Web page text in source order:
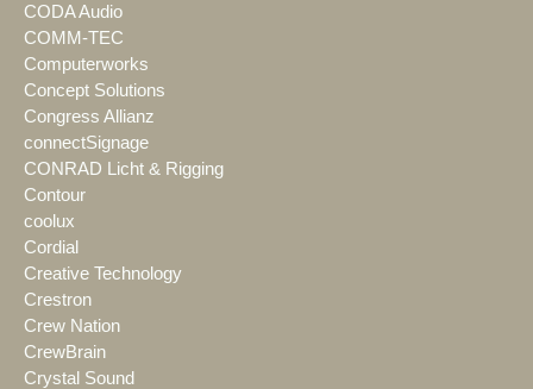
CODA Audio
COMM-TEC
Computerworks
Concept Solutions
Congress Allianz
connectSignage
CONRAD Licht & Rigging
Contour
coolux
Cordial
Creative Technology
Crestron
Crew Nation
CrewBrain
Crystal Sound